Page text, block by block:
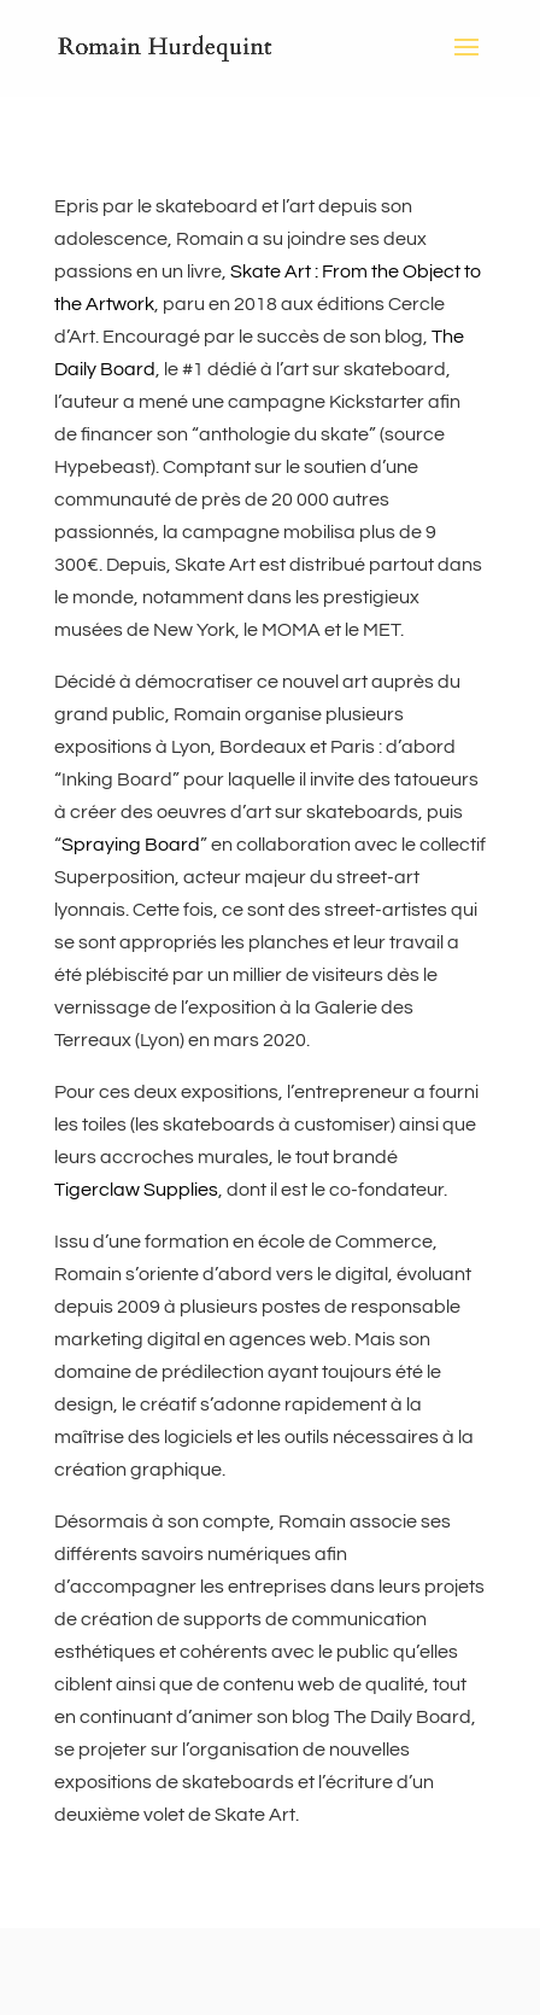
Epris par le skateboard et l’art depuis son
adolescence, Romain a su joindre ses deux
passions en un livre, Skate Art : From the Object to
the Artwork, paru en 2018 aux éditions Cercle
d’Art. Encouragé par le succès de son blog, The
Daily Board
, le #1 dédié à l’art sur skateboard,
l’auteur a mené une campagne Kickstarter afin
de financer son “anthologie du skate” (source
Hypebeast). Comptant sur le soutien d’une
communauté de près de 20 000 autres
passionnés, la campagne mobilisa plus de 9
300€. Depuis, Skate Art est distribué partout dans
le monde, notamment dans les prestigieux
musées de New York, le MOMA et le MET.
Décidé à démocratiser ce nouvel art auprès du
grand public, Romain organise plusieurs
expositions à Lyon, Bordeaux et Paris : d’abord
“Inking Board” pour laquelle il invite des tatoueurs
à créer des oeuvres d’art sur skateboards, puis
“Spraying Board” en collaboration avec le collectif
Superposition, acteur majeur du street-art
lyonnais. Cette fois, ce sont des street-artistes qui
se sont appropriés les planches et leur travail a
été plébiscité par un millier de visiteurs dès le
vernissage de l’exposition à la Galerie des
Terreaux (Lyon) en mars 2020.
Pour ces deux expositions, l’entrepreneur a fourni
les toiles (les skateboards à customiser) ainsi que
leurs accroches murales, le tout brandé
Tigerclaw Supplies, dont il est le co-fondateur.
Issu d’une formation en école de Commerce,
Romain s’oriente d’abord vers le digital, évoluant
depuis 2009 à plusieurs postes de responsable
marketing digital en agences web. Mais son
domaine de prédilection ayant toujours été le
design, le créatif s’adonne rapidement à la
maîtrise des logiciels et les outils nécessaires à la
création graphique.
Désormais à son compte, Romain associe ses
différents savoirs numériques afin
d’accompagner les entreprises dans leurs projets
de création de supports de communication
esthétiques et cohérents avec le public qu’elles
ciblent ainsi que de contenu web de qualité, tout
en continuant d’animer son blog The Daily Board,
se projeter sur l’organisation de nouvelles
expositions de skateboards et l’écriture d’un
deuxième volet de Skate Art.